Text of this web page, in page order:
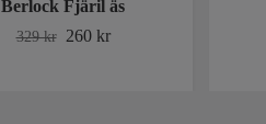
Berlock Fjäril äs
329 kr 260 kr